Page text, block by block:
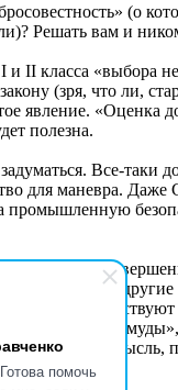
помочь
(о
Решать вам и
и II класса «выбора
(зря, что ли,
явление. «Оценка
полезна.
Все-таки
для маневра.
промышленную
все это на…
проверок. А
пока
и
кран (здравая мысль,
не начинайте…